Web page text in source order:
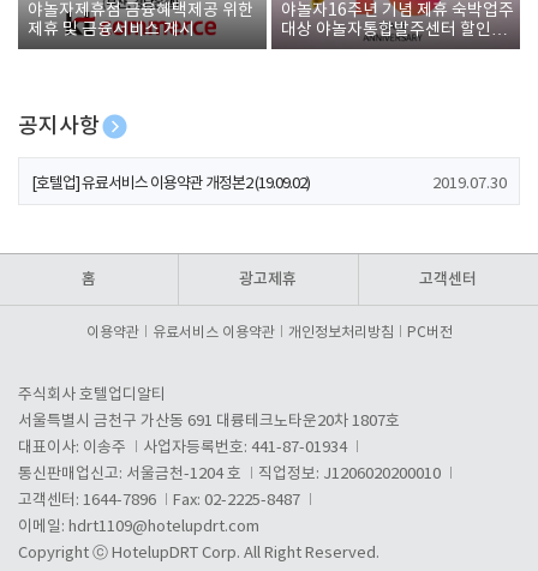
야놀자제휴점 금융혜택제공 위한
제휴 및 금융서비스 게시
야놀자16주년 기념 제휴 숙박업주
대상 야놀자통합발주센터 할인쿠
폰 증정
공지사항
[호텔업] 개인정보 처리방침 개정본1 (19.09.02)
[호텔업] 유료서비스 이용약관 개정본2 (19.09.02) 2019.07.30
홈 광고제휴 고객센터
이용약관 유료서비스 이용약관 개인정보처리방침 PC버전
주식회사 호텔업디알티
서울특별시 금천구 가산동 691 대륭테크노타운20차 1807호
대표이사: 이송주
사업자등록번호: 441-87-01934
통신판매업신고: 서울금천-1204 호
직업정보: J1206020200010
고객센터: 1644-7896
Fax: 02-2225-8487
이메일: hdrt1109@hotelupdrt.com
Copyright ⓒ HotelupDRT Corp. All Right Reserved.